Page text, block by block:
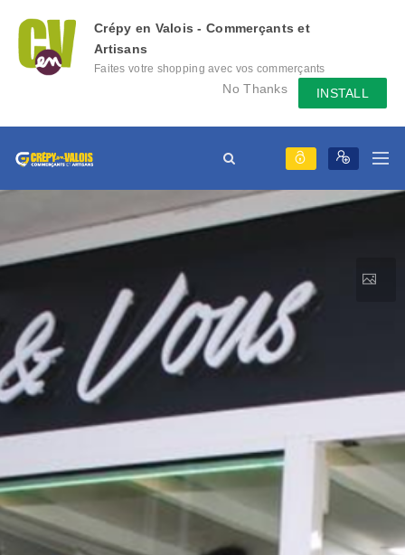
Crépy en Valois - Commerçants et
Artisans
Faites votre shopping avec vos commerçants
locaux depuis votre mobile, échangez des
messages avec eux, consultez le évènement
No Thanks INSTALL